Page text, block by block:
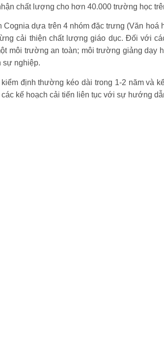
chất lượng cho hơn 40.000 trường học
Cognia dựa trên 4 nhóm đặc trưng (Văn hoá
cải thiện chất lượng giáo dục. Đối với
môi trường an toàn; môi trường giảng dạy
sự nghiệp.
kiểm định thường kéo dài trong 1-2 năm và
kế hoạch cải tiến liên tục với sự hướng